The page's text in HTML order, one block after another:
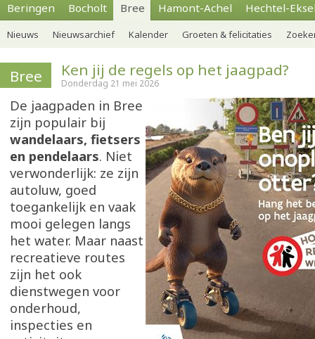
Beringen Bocholt Bree Hamont-Achel Hechtel-
Nieuws Nieuwsarchief Kalender Groeten & felicitaties
Bree Ken jij de regels op het jaagpad?
Donderdag 21 mei 2026
De jaagpaden in Bree
zijn populair bij
wandelaars, fietsers
en pendelaars. Niet
verwonderlijk: ze zijn
autoluw, goed
toegankelijk en vaak
mooi gelegen langs
het water. Maar naast
recreatieve routes
zijn het ook
dienstwegen voor
onderhoud,
inspecties en